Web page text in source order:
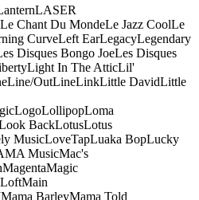
LASER
Le Chant Du MondeLe Jazz CoolLe
CurveLeft EarLegacyLegendary
Disques Bongo JoeLes Disques
Light In The AtticLil'
Line/OutLineLinkLittle DavidLittle
LogoLollipopLoma
BackLotusLotus
MusicLoveTapLuaka BopLucky
MA MusicMac's
MagentaMagic
Main
Mama BarleyMama Told